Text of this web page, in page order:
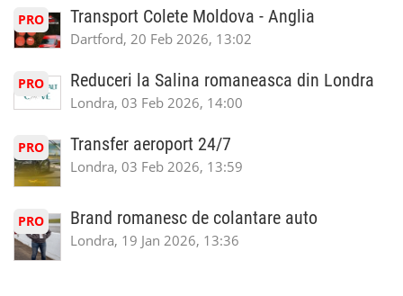
PRO Transport Colete Moldova - Anglia
Dartford, 20 Feb 2026, 13:02
PRO Reduceri la Salina romaneasca din Londra
Londra, 03 Feb 2026, 14:00
PRO Transfer aeroport 24/7
Londra, 03 Feb 2026, 13:59
PRO Brand romanesc de colantare auto
Londra, 19 Jan 2026, 13:36